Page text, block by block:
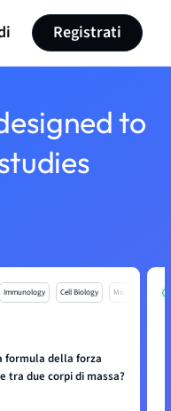
Registrati
to
Immunology Cell Biology Mo
formula della forza
tra due corpi di massa?